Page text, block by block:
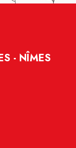
- NÎMES